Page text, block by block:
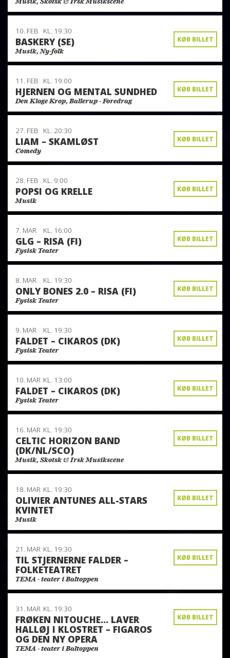
Musik, Skotsk & Irsk Musikscene
10. FEB KL. 19:30
BASKERY (SE)
Musik, Ny-folk
KØB BILLET
11. FEB KL. 19:00
HJERNEN OG MENTAL SUNDHED
Den Kloge Krop, Ballerup - Foredrag
KØB BILLET
27. FEB KL. 20:30
LIAM – SKAMLØST
Comedy
KØB BILLET
28. FEB KL. 9:00
POPSI OG KRELLE
Musik
KØB BILLET
7. MAR KL. 16:00
GLG – RISA (FI)
Fysisk Teater
KØB BILLET
8. MAR KL. 19:30
ONLY BONES 2.0 – RISA (FI)
Fysisk Teater
KØB BILLET
9. MAR KL. 19:30
FALDET – CIKAROS (DK)
Fysisk Teater
KØB BILLET
10. MAR KL. 13:00
FALDET – CIKAROS (DK)
Fysisk Teater
KØB BILLET
16. MAR KL. 19:30
CELTIC HORIZON BAND
(DK/NL/SCO)
Musik, Skotsk & Irsk Musikscene
KØB BILLET
18. MAR KL. 19:30
OLIVIER ANTUNES ALL-STARS
KVINTET
Musik
KØB BILLET
21. MAR KL. 19:30
TIL STJERNERNE FALDER –
FOLKETEATRET
TEMA - teater i Baltoppen
KØB BILLET
31. MAR KL. 19:30
FRØKEN NITOUCHE… LAVER
HALLØJ I KLOSTRET – FIGAROS
OG DEN NY OPERA
TEMA - teater i Baltoppen
KØB BILLET